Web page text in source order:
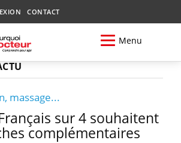
CONTACT
Menu
massage...
sur 4 souhaitent
complémentaires